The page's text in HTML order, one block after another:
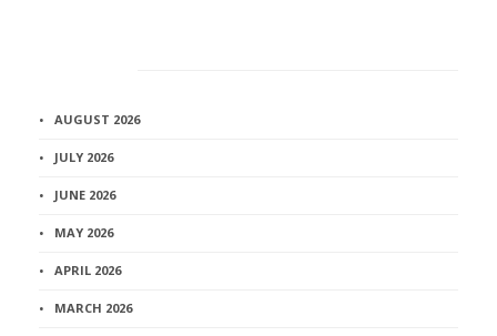
AUGUST 2026
JULY 2026
JUNE 2026
MAY 2026
APRIL 2026
MARCH 2026